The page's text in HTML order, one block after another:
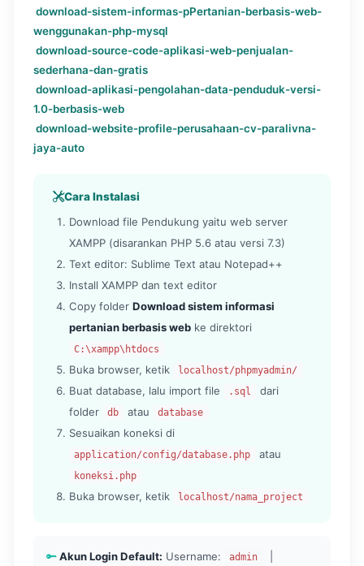
download-sistem-informas-pPertanian-berbasis-web-
wenggunakan-php-mysql
download-source-code-aplikasi-web-penjualan-
sederhana-dan-gratis
download-aplikasi-pengolahan-data-penduduk-versi-
1.0-berbasis-web
download-website-profile-perusahaan-cv-paralivna-
jaya-auto
Cara Instalasi
Download file Pendukung yaitu web server
XAMPP (disarankan PHP 5.6 atau versi 7.3)
Text editor: Sublime Text atau Notepad++
Install XAMPP dan text editor
Copy folder Download sistem informasi
pertanian berbasis web ke direktori
C:\xampp\htdocs
Buka browser, ketik localhost/phpmyadmin/
Buat database, lalu import file .sql
dari
folder
db atau database
Sesuaikan koneksi di
application/config/database.php atau
koneksi.php
Buka browser, ketik localhost/nama_project
Akun Login Default: Username: admin